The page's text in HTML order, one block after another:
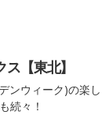
【東北】
ンウィーク)の楽し
続々！